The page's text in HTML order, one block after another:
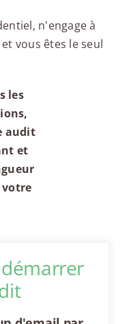
n'engage à
vous êtes le seul
les
audit
et
votre